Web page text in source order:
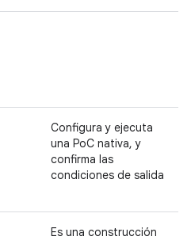
Configura y ejecuta
una PoC nativa, y
confirma las
condiciones de salida
Es una construcción